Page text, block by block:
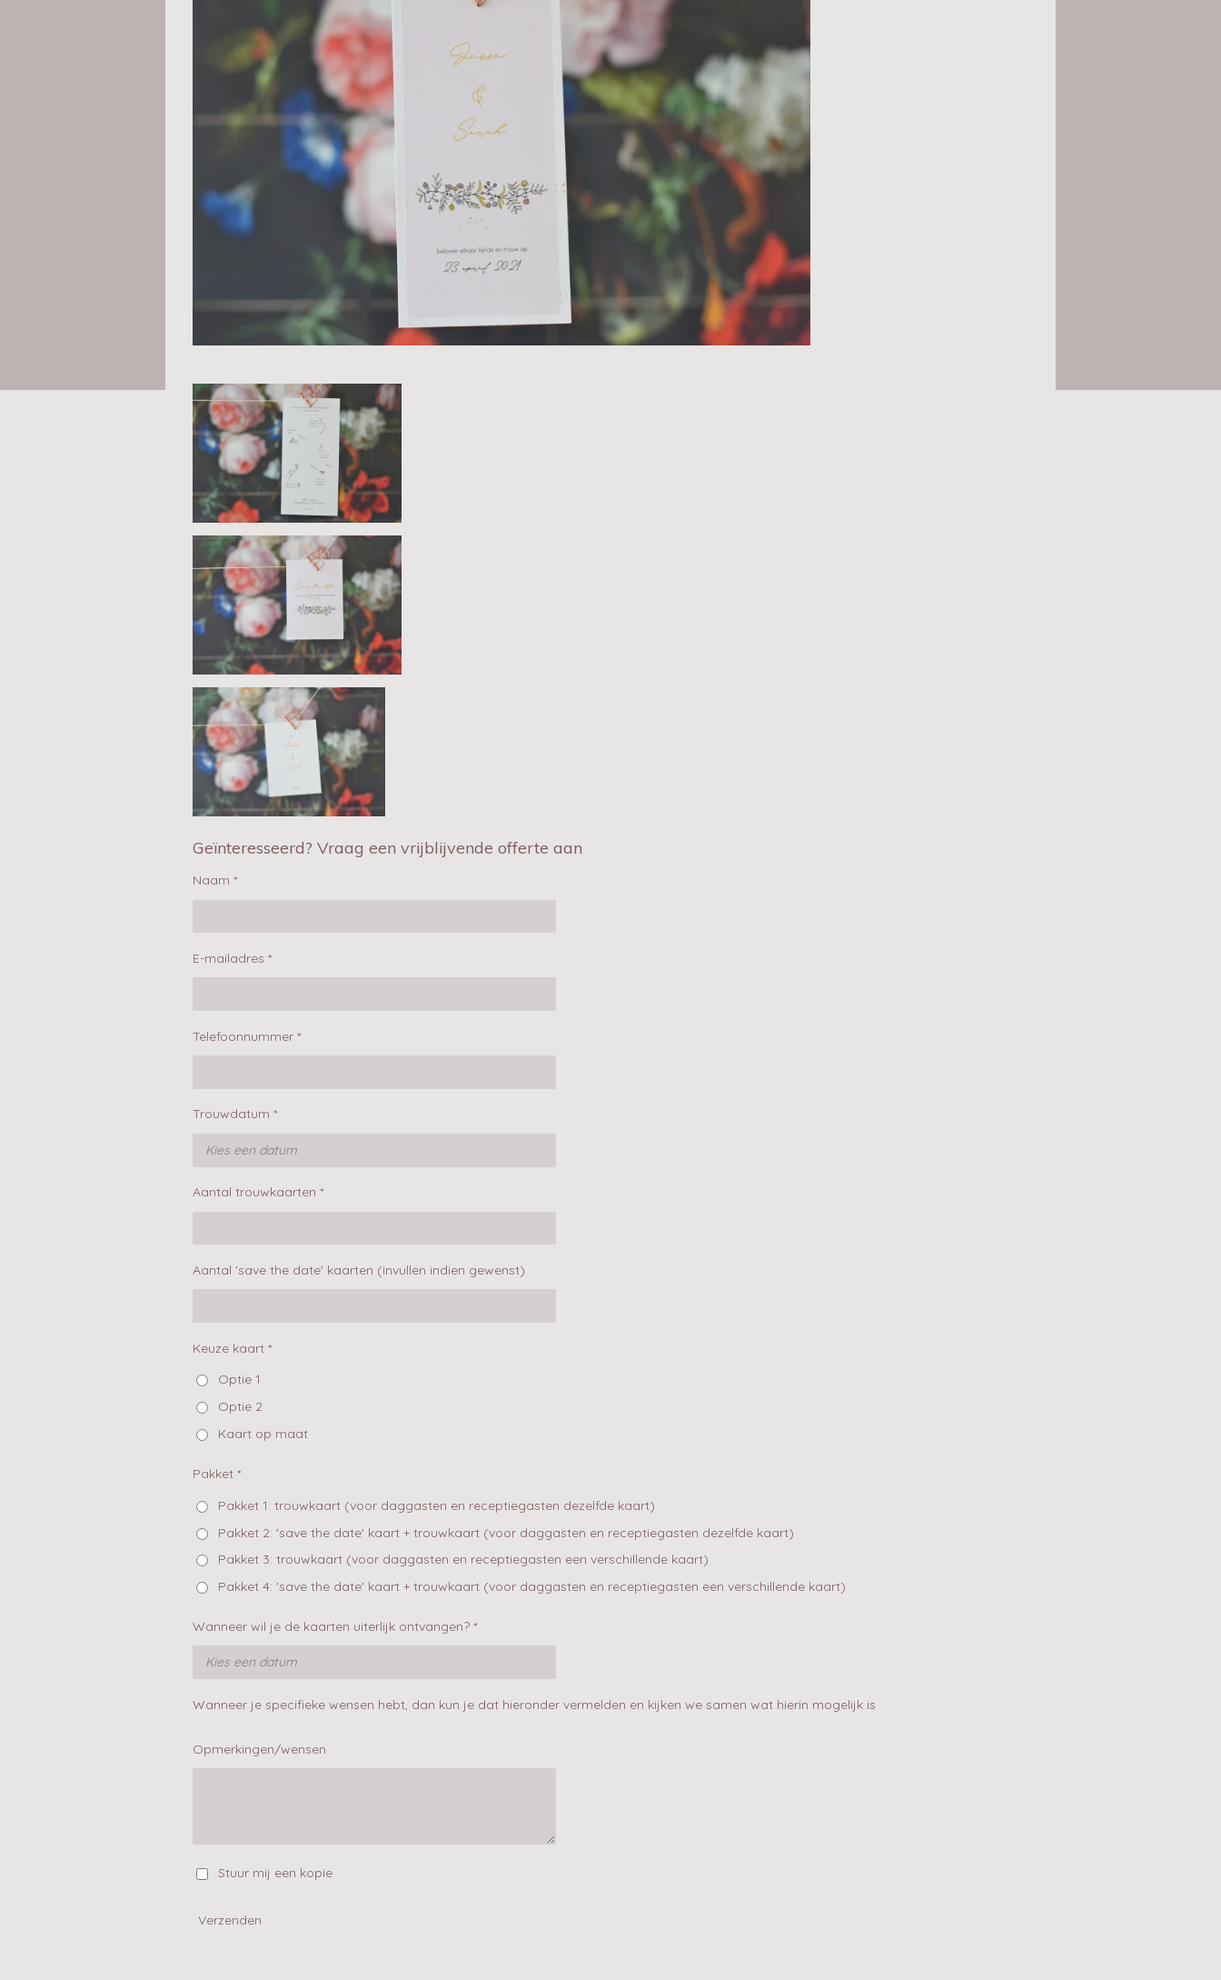
Geïnteresseerd? Vraag een vrijblijvende offerte aan
Naam *
E-mailadres *
Telefoonnummer *
Trouwdatum *
Aantal trouwkaarten *
Aantal 'save the date' kaarten (invullen indien gewenst)
Keuze kaart *
Optie 1
Optie 2
Kaart op maat
Pakket *
Pakket 1: trouwkaart (voor daggasten en receptiegasten dezelfde kaart)
Pakket 2: 'save the date' kaart + trouwkaart (voor daggasten en receptiegasten dezelfde kaart)
Pakket 3: trouwkaart (voor daggasten en receptiegasten een verschillende kaart)
Pakket 4: 'save the date' kaart + trouwkaart (voor daggasten en receptiegasten een verschillende kaart)
Wanneer wil je de kaarten uiterlijk ontvangen? *
Wanneer je specifieke wensen hebt, dan kun je dat hieronder vermelden en kijken we samen wat hierin mogelijk is
Opmerkingen/wensen
Stuur mij een kopie
Verzenden